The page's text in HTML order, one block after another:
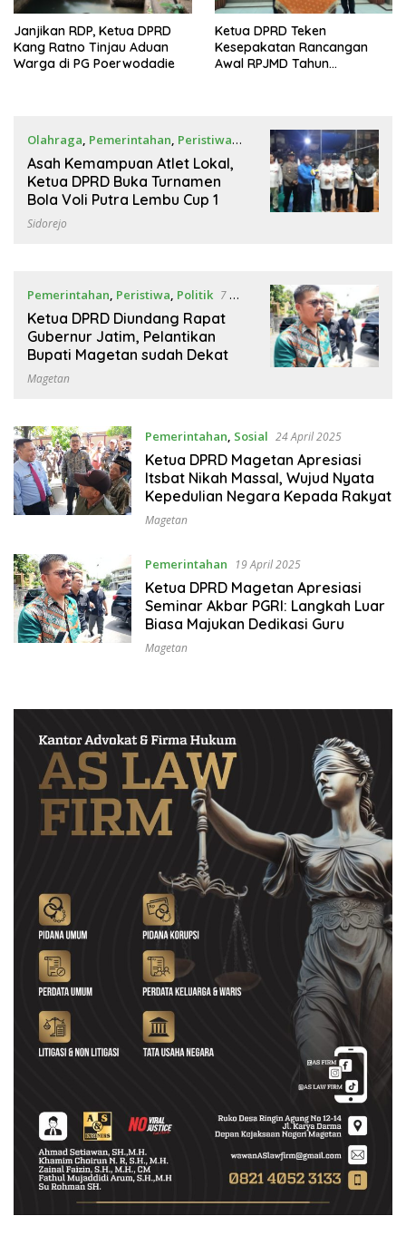
Janjikan RDP, Ketua DPRD
Kang Ratno Tinjau Aduan
Warga di PG Poerwodadie
Ketua DPRD Teken
Kesepakatan Rancangan
Awal RPJMD Tahun
Olahraga, Pemerintahan, Peristiwa
18 Mei 2025
Asah Kemampuan Atlet Lokal,
Ketua DPRD Buka Turnamen
Bola Voli Putra Lembu Cup 1
Sidorejo
Pemerintahan, Peristiwa, Politik 7 Mei
2025
Ketua DPRD Diundang Rapat
Gubernur Jatim, Pelantikan
Bupati Magetan sudah Dekat
Magetan
Pemerintahan, Sosial 24 April 2025
Ketua DPRD Magetan Apresiasi
Itsbat Nikah Massal, Wujud Nyata
Kepedulian Negara Kepada Rakyat
Magetan
Pemerintahan 19 April 2025
Ketua DPRD Magetan Apresiasi
Seminar Akbar PGRI: Langkah Luar
Biasa Majukan Dedikasi Guru
Magetan